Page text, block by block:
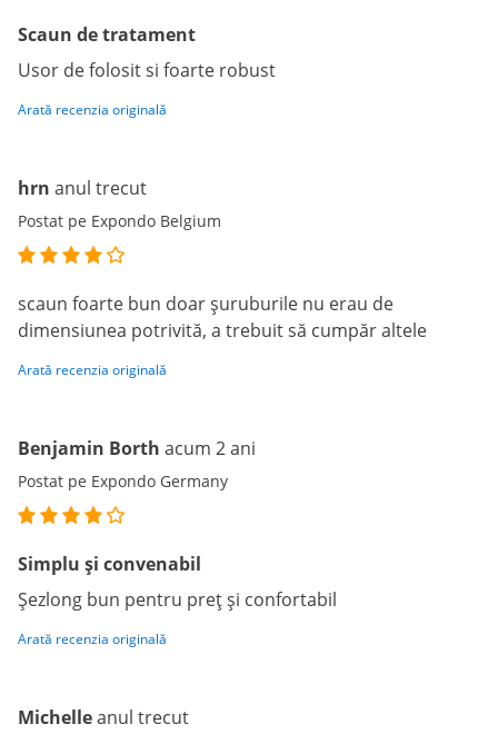
Scaun de tratament
Usor de folosit si foarte robust
Arată recenzia originală
hrn anul trecut
Postat pe Expondo Belgium
scaun foarte bun doar șuruburile nu erau de
dimensiunea potrivită, a trebuit să cumpăr altele
Arată recenzia originală
Benjamin Borth acum 2 ani
Postat pe Expondo Germany
Simplu și convenabil
Șezlong bun pentru preț și confortabil
Arată recenzia originală
Michelleanul trecut